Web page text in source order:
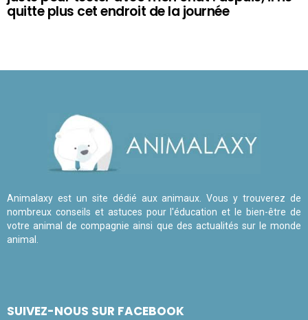
quitte plus cet endroit de la journée
Animalaxy est un site dédié aux animaux. Vous y trouverez de
nombreux conseils et astuces pour l'éducation et le bien-être de
votre animal de compagnie ainsi que des actualités sur le monde
animal.
SUIVEZ-NOUS SUR FACEBOOK